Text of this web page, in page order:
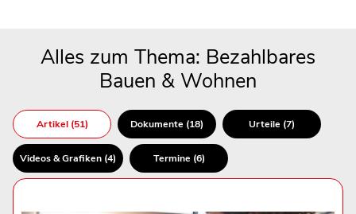
Alles zum Thema: Bezahlbares
Bauen & Wohnen
Artikel (51) Dokumente (18) Urteile (7)
Videos & Grafiken (4) Termine (6)